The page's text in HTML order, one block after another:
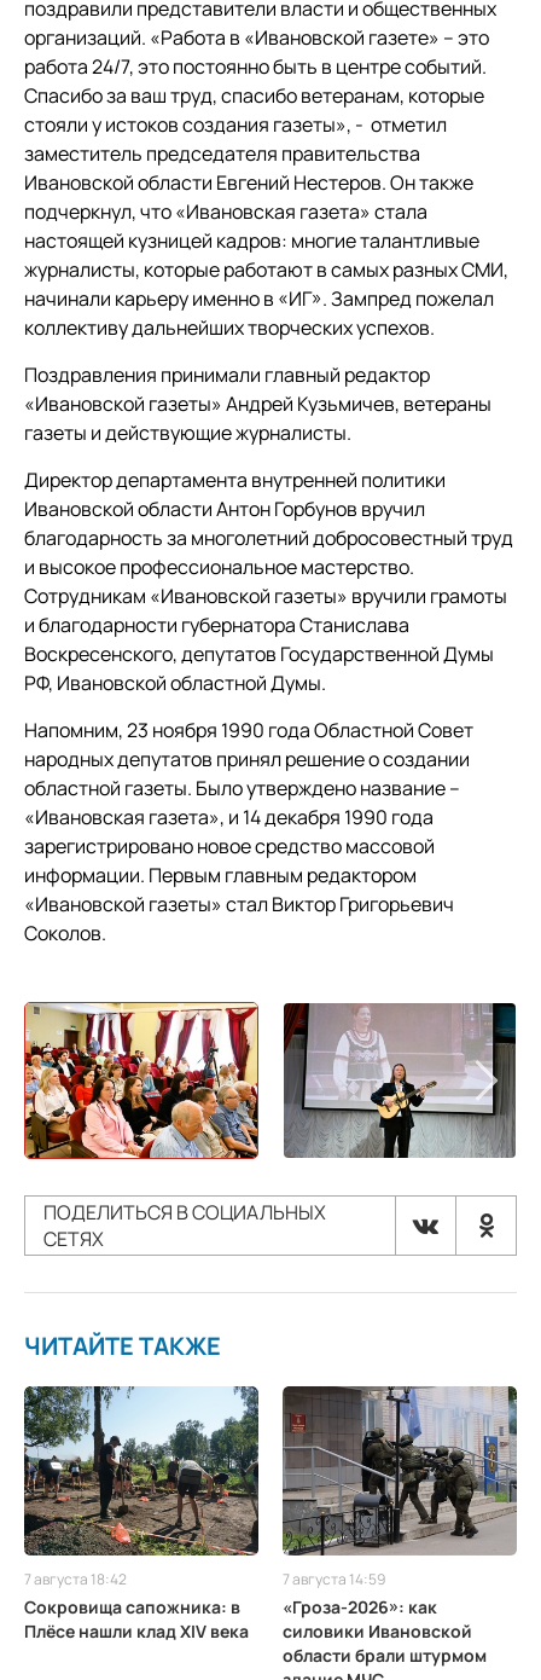
поздравили представители власти и общественных
организаций. «Работа в «Ивановской газете» – это
работа 24/7, это постоянно быть в центре событий.
Спасибо за ваш труд, спасибо ветеранам, которые
стояли у истоков создания газеты», - отметил
заместитель председателя правительства
Ивановской области Евгений Нестеров. Он также
подчеркнул, что «Ивановская газета» стала
настоящей кузницей кадров: многие талантливые
журналисты, которые работают в самых разных СМИ,
начинали карьеру именно в «ИГ». Зампред пожелал
коллективу дальнейших творческих успехов.
Поздравления принимали главный редактор
«Ивановской газеты» Андрей Кузьмичев, ветераны
газеты и действующие журналисты.
Директор департамента внутренней политики
Ивановской области Антон Горбунов вручил
благодарность за многолетний добросовестный труд
и высокое профессиональное мастерство.
Сотрудникам «Ивановской газеты» вручили грамоты
и благодарности губернатора Станислава
Воскресенского, депутатов Государственной Думы
РФ, Ивановской областной Думы.
Напомним, 23 ноября 1990 года Областной Совет
народных депутатов принял решение о создании
областной газеты. Было утверждено название –
«Ивановская газета», и 14 декабря 1990 года
зарегистрировано новое средство массовой
информации. Первым главным редактором
«Ивановской газеты» стал Виктор Григорьевич
Соколов.
ПОДЕЛИТЬСЯ В СОЦИАЛЬНЫХ
СЕТЯХ
ЧИТАЙТЕ ТАКЖЕ
7 августа 18:42
Сокровища сапожника: в
Плёсе нашли клад XIV века
7 августа 14:59
«Гроза-2026»: как
силовики Ивановской
области брали штурмом